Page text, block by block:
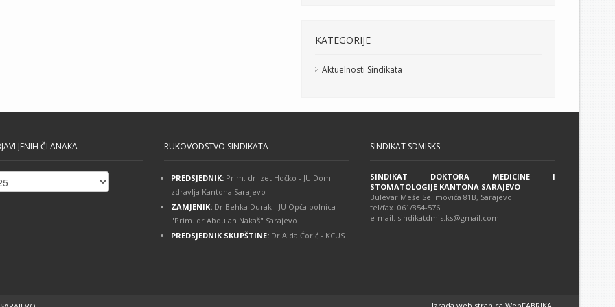
KATEGORIJE
Aktuelnosti Sindikata
ČLANAKA RUKOVODSTVO SINDIKATA
PREDSJEDNIK: Prim. dr Izet Hočko - JU Dom
zdravlja Kantona Sarajevo
ZAMJENIK: Dr Behka Durak - JU Opća bolnica
"Prim. dr Abdulah Nakaš" Sarajevo
PREDSJEDNIK SKUPŠTINE: Dr Aida Ćorić - KCUS
SINDIKAT SDMISKS
SINDIKAT DOKTORA MEDICINE I
STOMATOLOGIJE KANTONA SARAJEVO
Bulevar Meše Selimovića 81B, Sarajevo
tel/fax. 061/854-576
e-mail. sindikatdmis.ks@gmail.com